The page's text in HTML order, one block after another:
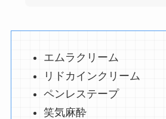
エムラクリーム
リドカインクリーム
ペンレステープ
笑気麻酔